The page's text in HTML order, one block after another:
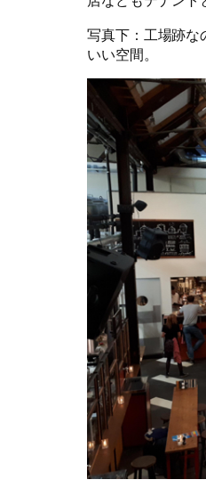
写真下：工場跡な
いい空間。